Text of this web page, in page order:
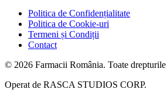
Politica de Confidențialitate
Politica de Cookie-uri
Termeni și Condiții
Contact
© 2026 Farmacii România. Toate drepturile
Operat de RASCA STUDIOS CORP.